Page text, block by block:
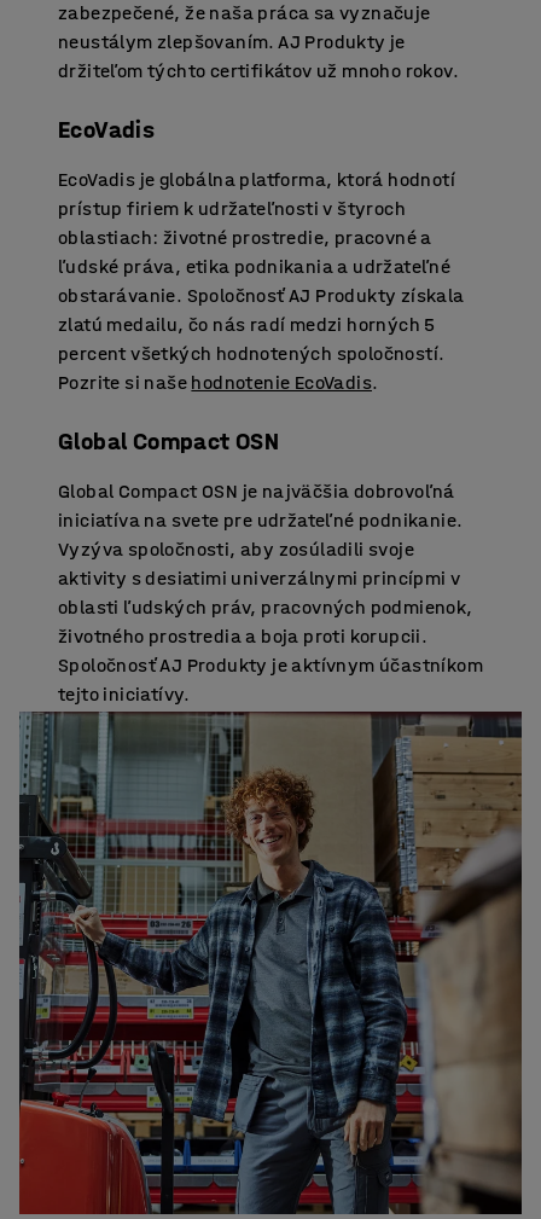
zabezpečené, že naša práca sa vyznačuje
neustálym zlepšovaním. AJ Produkty je
držiteľom týchto certifikátov už mnoho rokov.
EcoVadis
EcoVadis je globálna platforma, ktorá hodnotí
prístup firiem k udržateľnosti v štyroch
oblastiach: životné prostredie, pracovné a
ľudské práva, etika podnikania a udržateľné
obstarávanie. Spoločnosť AJ Produkty získala
zlatú medailu, čo nás radí medzi horných 5
percent všetkých hodnotených spoločností.
Pozrite si naše hodnotenie EcoVadis.
Global Compact OSN
Global Compact OSN je najväčšia dobrovoľná
iniciatíva na svete pre udržateľné podnikanie.
Vyzýva spoločnosti, aby zosúladili svoje
aktivity s desiatimi univerzálnymi princípmi v
oblasti ľudských práv, pracovných podmienok,
životného prostredia a boja proti korupcii.
Spoločnosť AJ Produkty je aktívnym účastníkom
tejto iniciatívy.